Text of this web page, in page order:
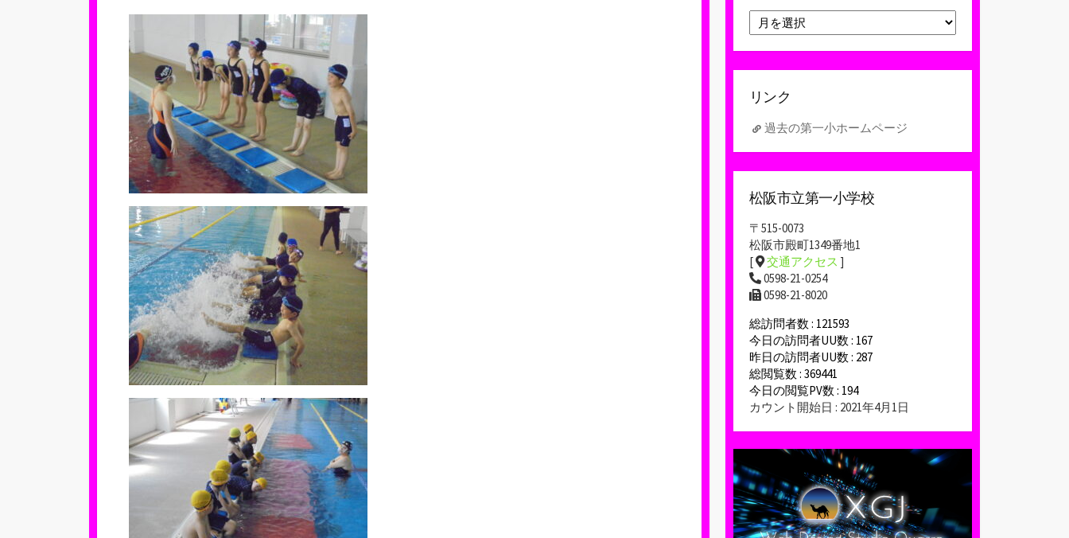
ー
カ
イ
リンク
過去の第一小ホームページ
松阪市立第一小学校
〒515-0073
松阪市殿町1349番地1
[
交通アクセス ]
0598-21-0254
0598-21-8020
総訪問者数 : 121593
今日の訪問者UU数 : 167
昨日の訪問者UU数 : 287
総閲覧数 : 369441
今日の閲覧PV数 : 194
カウント開始日 : 2021年4月1日